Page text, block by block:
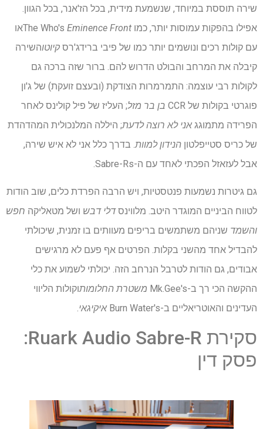
שירה תוססת במיוחד, שנשמעת מידית, בכל הז'אנר, בכל הגוון.
אפילו בהפקות עמוסות יותר, כמו The Who's Eminence Front
או
עם קולות רכים ונושמים יותר כמו של פיבי ברידג'רס קיוטוהשירה
קיבלה את המרחב והבולט הדרוש להם. ברור שזה ברכה גם
לקולות רבי עוצמה: התמרמרות הצודקת (ובעצם זועקת) של ג'ון
פוגרטי בקולות של CCR
בן בר מזל; העליז של פיל קולינס לאחר
הפרידה מתמוגג אני לא רוצה לדעת; היללה המלנכולית המהדהדת
של כריס סטייפלטון הנידון למוות. בדרך כלל אני לא איש שירה,
אבל לעזאזל הפכתי לאחד עם ה-Sabre-Rs.
גם גיטרות נשמעות פנטסטיות, ויש הרבה הפרדת כלים, שוב הודות
לטווח הביניים המוגדר היטב. מלווינסדלי דבש ושל מטאליקה חפש
והשמד שניהם משתמשים בריפים מעוותים בו זמנית, שיכולתי
להבדיל אחד מהשני בקלות. הפרטים אף פעם לא מרגישים
אבודים, גם הודות לטרבל הנרחב הזה. יכולתי לשמוע את כלי
ההקשה הכי רך ב-Mk.Gee's
משטרת החלומותוקולות הליווי
העדינים והאוטריאליים ב-Burn Water's
איקיגאי.
סקירת Ruark Audio Sabre-R:
פסק דין